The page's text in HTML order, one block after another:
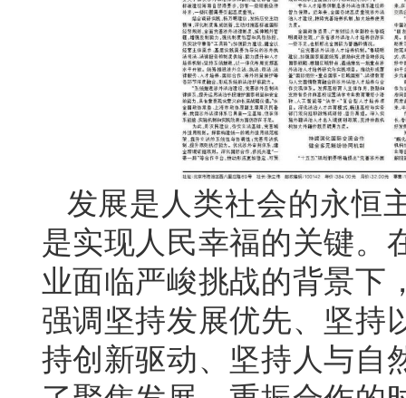
发展是人类社会的永恒
是实现人民幸福的关键。
业面临严峻挑战的背景下
强调坚持发展优先、坚持
持创新驱动、坚持人与自